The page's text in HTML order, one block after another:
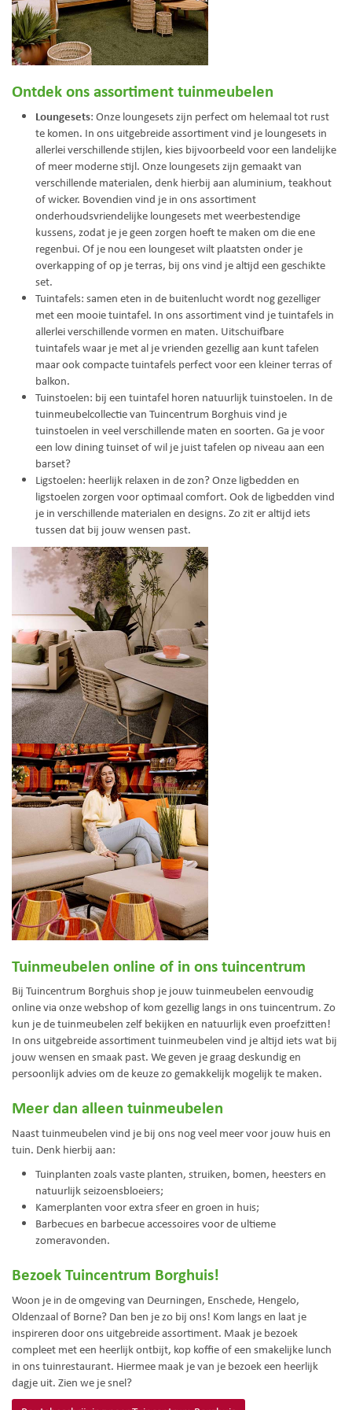
Ontdek ons assortiment tuinmeubelen
Loungesets: Onze loungesets zijn perfect om helemaal tot rust
te komen. In ons uitgebreide assortiment vind je loungesets in
allerlei verschillende stijlen, kies bijvoorbeeld voor een landelijke
of meer moderne stijl. Onze loungesets zijn gemaakt van
verschillende materialen, denk hierbij aan aluminium, teakhout
of wicker. Bovendien vind je in ons assortiment
onderhoudsvriendelijke loungesets met weerbestendige
kussens, zodat je je geen zorgen hoeft te maken om die ene
regenbui. Of je nou een loungeset wilt plaatsten onder je
overkapping of op je terras, bij ons vind je altijd een geschikte
set.
Tuintafels: samen eten in de buitenlucht wordt nog gezelliger
met een mooie tuintafel. In ons assortiment vind je tuintafels in
allerlei verschillende vormen en maten. Uitschuifbare
tuintafels waar je met al je vrienden gezellig aan kunt tafelen
maar ook compacte tuintafels perfect voor een kleiner terras of
balkon.
Tuinstoelen: bij een tuintafel horen natuurlijk tuinstoelen. In de
tuinmeubelcollectie van Tuincentrum Borghuis vind je
tuinstoelen in veel verschillende maten en soorten. Ga je voor
een low dining tuinset of wil je juist tafelen op niveau aan een
barset?
Ligstoelen: heerlijk relaxen in de zon? Onze ligbedden en
ligstoelen zorgen voor optimaal comfort. Ook de ligbedden vind
je in verschillende materialen en designs. Zo zit er altijd iets
tussen dat bij jouw wensen past.
Tuinmeubelen online of in ons tuincentrum
Bij Tuincentrum Borghuis shop je jouw tuinmeubelen eenvoudig
online via onze webshop of kom gezellig langs in ons tuincentrum. Zo
kun je de tuinmeubelen zelf bekijken en natuurlijk even proefzitten!
In ons uitgebreide assortiment tuinmeubelen vind je altijd iets wat bij
jouw wensen en smaak past. We geven je graag deskundig en
persoonlijk advies om de keuze zo gemakkelijk mogelijk te maken.
Meer dan alleen tuinmeubelen
Naast tuinmeubelen vind je bij ons nog veel meer voor jouw huis en
tuin. Denk hierbij aan:
Tuinplanten zoals vaste planten, struiken, bomen, heesters en
natuurlijk seizoensbloeiers;
Kamerplanten voor extra sfeer en groen in huis;
Barbecues en barbecue accessoires voor de ultieme
zomeravonden.
Bezoek Tuincentrum Borghuis!
Woon je in de omgeving van Deurningen, Enschede, Hengelo,
Oldenzaal of Borne? Dan ben je zo bij ons! Kom langs en laat je
inspireren door ons uitgebreide assortiment. Maak je bezoek
compleet met een heerlijk ontbijt, kop koffie of een smakelijke lunch
in ons tuinrestaurant. Hiermee maak je van je bezoek een heerlijk
dagje uit. Zien we je snel?